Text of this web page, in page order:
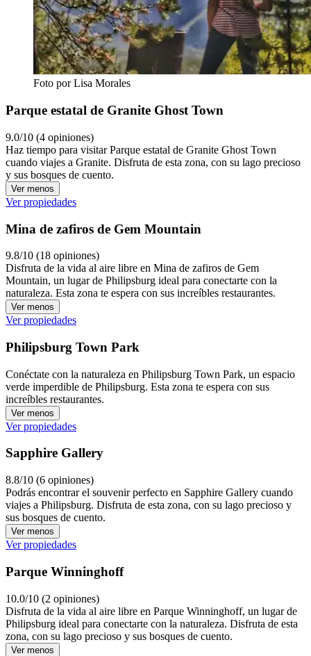
Foto por Lisa Morales
Parque estatal de Granite Ghost Town
9.0/10 (4 opiniones)
Haz tiempo para visitar Parque estatal de Granite Ghost Town
cuando viajes a Granite. Disfruta de esta zona, con su lago precioso
y sus bosques de cuento.
Ver menos
Ver propiedades
Mina de zafiros de Gem Mountain
9.8/10 (18 opiniones)
Disfruta de la vida al aire libre en Mina de zafiros de Gem
Mountain, un lugar de Philipsburg ideal para conectarte con la
naturaleza. Esta zona te espera con sus increíbles restaurantes.
Ver menos
Ver propiedades
Philipsburg Town Park
Conéctate con la naturaleza en Philipsburg Town Park, un espacio
verde imperdible de Philipsburg. Esta zona te espera con sus
increíbles restaurantes.
Ver menos
Ver propiedades
Sapphire Gallery
8.8/10 (6 opiniones)
Podrás encontrar el souvenir perfecto en Sapphire Gallery cuando
viajes a Philipsburg. Disfruta de esta zona, con su lago precioso y
sus bosques de cuento.
Ver menos
Ver propiedades
Parque Winninghoff
10.0/10 (2 opiniones)
Disfruta de la vida al aire libre en Parque Winninghoff, un lugar de
Philipsburg ideal para conectarte con la naturaleza. Disfruta de esta
zona, con su lago precioso y sus bosques de cuento.
Ver menos